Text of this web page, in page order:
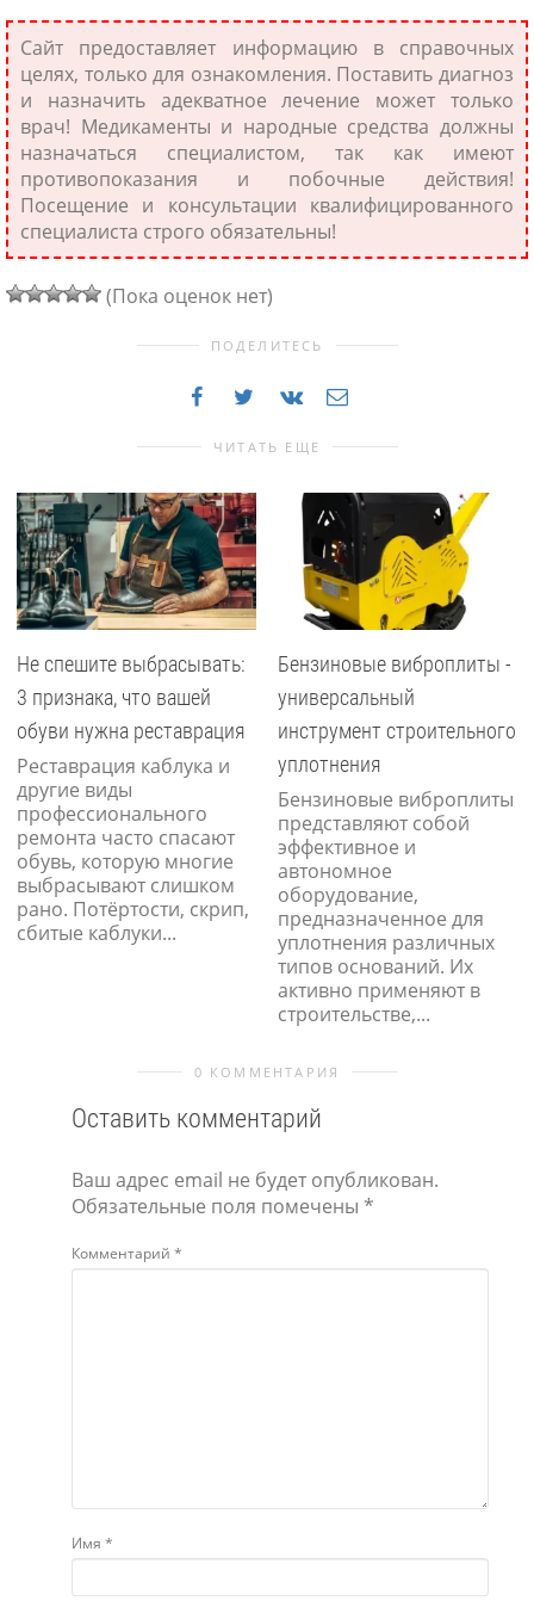
Сайт предоставляет информацию в справочных
целях, только для ознакомления. Поставить диагноз
и назначить адекватное лечение может только
врач! Медикаменты и народные средства должны
назначаться специалистом, так как имеют
противопоказания и побочные действия!
Посещение и консультации квалифицированного
специалиста строго обязательны!
(Пока оценок нет)
ПОДЕЛИТЕСЬ
ЧИТАТЬ ЕЩЕ
Не спешите выбрасывать:
3 признака, что вашей
обуви нужна реставрация
Реставрация каблука и
другие виды
профессионального
ремонта часто спасают
обувь, которую многие
выбрасывают слишком
рано. Потёртости, скрип,
сбитые каблуки...
Бензиновые виброплиты -
универсальный
инструмент строительного
уплотнения
Бензиновые виброплиты
представляют собой
эффективное и
автономное
оборудование,
предназначенное для
уплотнения различных
типов оснований. Их
активно применяют в
строительстве,...
0 КОММЕНТАРИЯ
Оставить комментарий
Ваш адрес email не будет опубликован.
Обязательные поля помечены *
Комментарий *
Имя *